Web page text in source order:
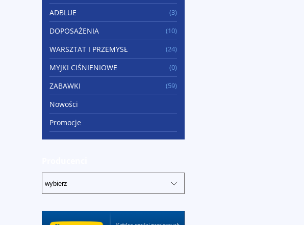
ADBLUE (3)
DOPOSAŻENIA (10)
WARSZTAT I PRZEMYSŁ (24)
MYJKI CIŚNIENIOWE (0)
ZABAWKI (59)
Nowości
Promocje